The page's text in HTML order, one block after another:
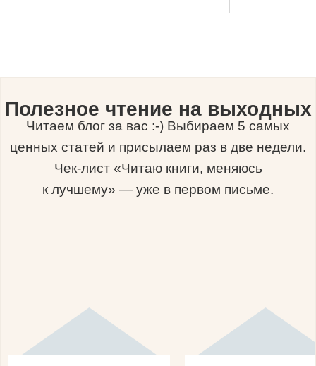
Полезное чтение на выходных
Читаем блог за вас :-) Выбираем 5 самых
ценных статей и присылаем раз в две недели.
Чек-лист «Читаю книги, меняюсь
к лучшему» — уже в первом письме.